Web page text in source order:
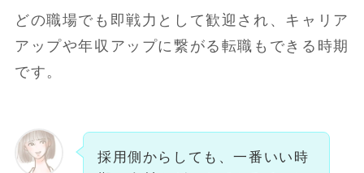
どの職場でも即戦力として歓迎され、キャリア
アップや年収アップに繋がる転職もできる時期
です。
採用側からしても、一番いい時